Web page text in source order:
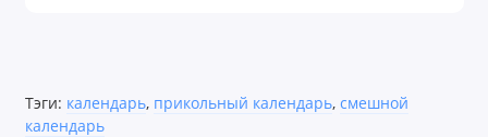
Тэги: календарь, прикольный календарь, смешной
календарь